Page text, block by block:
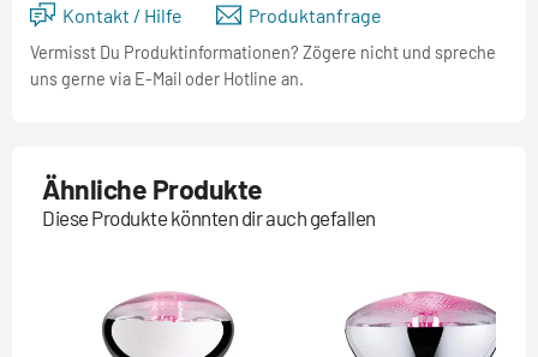
Kontakt / Hilfe Produktanfrage
Vermisst Du Produktinformationen? Zögere nicht und spreche
uns gerne via E-Mail oder Hotline an.
Ähnliche Produkte
Diese Produkte könnten dir auch gefallen